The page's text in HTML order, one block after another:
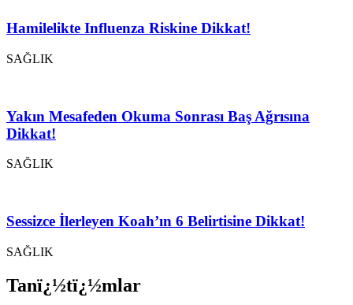
Hamilelikte Influenza Riskine Dikkat!
SAĞLIK
Yakın Mesafeden Okuma Sonrası Baş Ağrısına
Dikkat!
SAĞLIK
Sessizce İlerleyen Koah’ın 6 Belirtisine Dikkat!
SAĞLIK
Tanï¿½tï¿½mlar